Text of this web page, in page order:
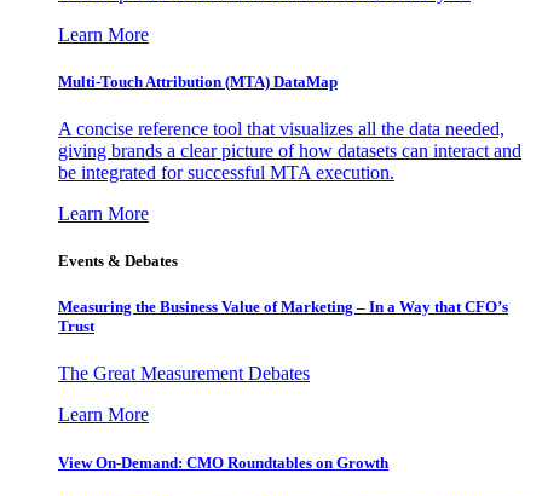
Learn More
Multi-Touch Attribution (MTA) DataMap
A concise reference tool that visualizes all the data needed,
giving brands a clear picture of how datasets can interact and
be integrated for successful MTA execution.
Learn More
Events & Debates
Measuring the Business Value of Marketing – In a Way that CFO’s
Trust
The Great Measurement Debates
Learn More
View On-Demand: CMO Roundtables on Growth